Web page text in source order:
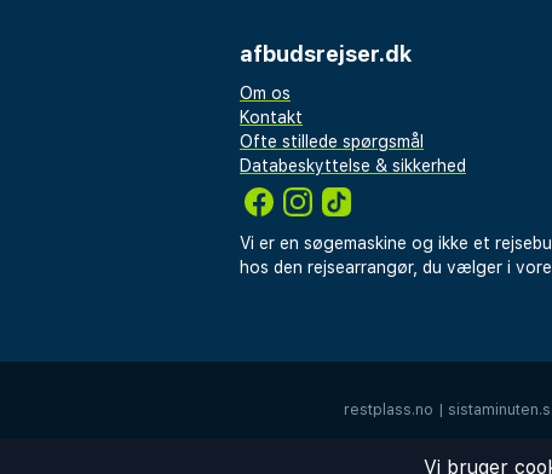
afbudsrejser.dk
Om os
Kontakt
Ofte stillede spørgsmål
Databeskyttelse & sikkerhed
Vi er en søgemaskine og ikke et
hos den rejsearrangør, du vælger i
restplass.no
Vi bruger